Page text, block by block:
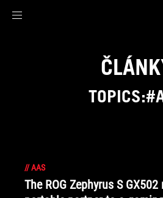
//AAS
The ROG Zephyrus S